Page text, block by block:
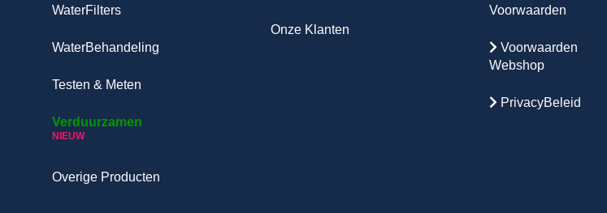
WaterFilters
WaterBehandeling
Testen & Meten
Verduurzamen
NIEUW
Overige Producten
Onze Klanten
Voorwaarden
Voorwaarden
Webshop
PrivacyBeleid